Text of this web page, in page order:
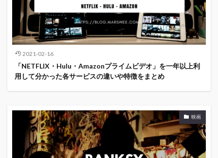
2021-02-16
「NETFLIX・Hulu・Amazonプライムビデオ」を一年以上利
用して分かった各サービスの違いや特徴をまとめ
映画